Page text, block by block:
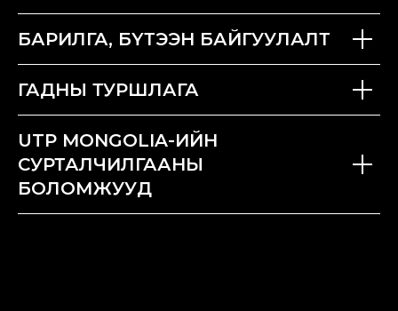
БАРИЛГА, БҮТЭЭН БАЙГУУЛАЛТ
ГАДНЫ ТУРШЛАГА
UTP MONGOLIA-ИЙН
СУРТАЛЧИЛГААНЫ
БОЛОМЖУУД